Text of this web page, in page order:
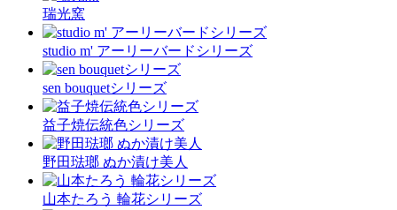
瑞光窯
studio m' アーリーバードシリーズ
sen bouquetシリーズ
益子焼伝統色シリーズ
野田琺瑯 ぬか漬け美人
山本たろう 輪花シリーズ